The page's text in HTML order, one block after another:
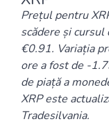
Prețul pentru
scădere și cursul
0.91. Variația
ore a fost de -
de piață a
XRP este
Tradesilvania.